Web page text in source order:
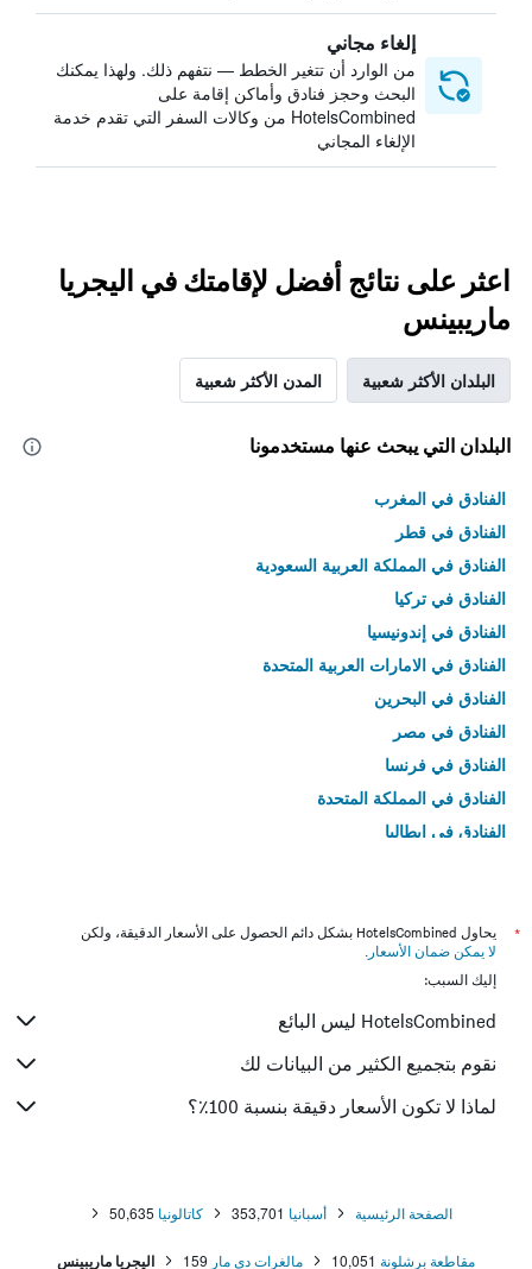
إلغاء مجاني
من الوارد أن تتغير الخطط — نتفهم ذلك. ولهذا يمكنك
البحث وحجز فنادق وأماكن إقامة على
HotelsCombined من وكالات السفر التي تقدم خدمة
الإلغاء المجاني
اعثر على نتائج أفضل لإقامتك في اليجريا
ماريبينس
البلدان الأكثر شعبية المدن الأكثر شعبية
البلدان التي يبحث عنها مستخدمونا
الفنادق في المغرب
الفنادق في قطر
الفنادق في المملكة العربية السعودية
الفنادق في تركيا
الفنادق في إندونيسيا
الفنادق في الامارات العربية المتحدة
الفنادق في البحرين
الفنادق في مصر
الفنادق في فرنسا
الفنادق في المملكة المتحدة
الفنادق في إيطاليا
*
يحاول HotelsCombined بشكل دائم الحصول على الأسعار الدقيقة، ولكن
لا يمكن ضمان الأسعار .
إليك السبب:
HotelsCombined ليس البائع
نقوم بتجميع الكثير من البيانات لك
لماذا لا تكون الأسعار دقيقة بنسبة 100٪؟
الصفحة الرئيسية أسبانيا 353,701 كاتالونيا 50,635
مقاطعة برشلونة 10,051 مالغرات دي مار 159 اليجريا ماريبينس